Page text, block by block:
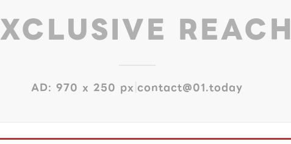
REACH
AD: 970 x 250 px|contact@01.today